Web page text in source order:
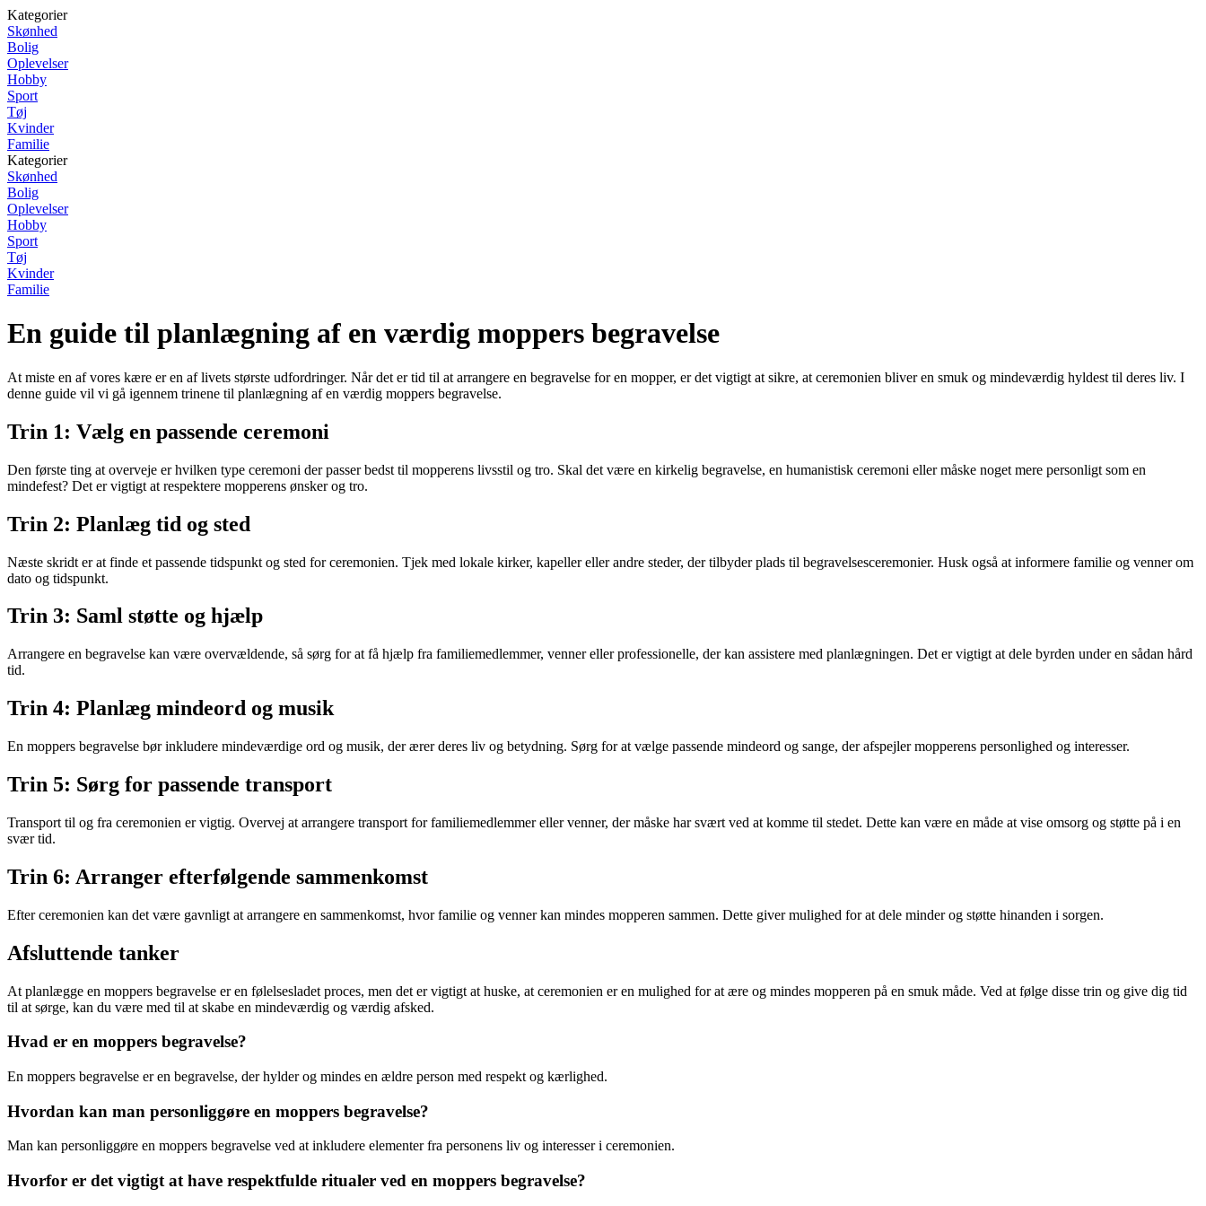
Kategorier
Skønhed
Bolig
Oplevelser
Hobby
Sport
Tøj
Kvinder
Familie
Kategorier
Skønhed
Bolig
Oplevelser
Hobby
Sport
Tøj
Kvinder
Familie
En guide til planlægning af en værdig moppers begravelse
At miste en af vores kære er en af livets største udfordringer. Når det er tid til at arrangere en begravelse for en mopper, er det vigtigt at sikre, at ceremonien bliver en smuk og mindeværdig hyldest til deres liv. I
denne guide vil vi gå igennem trinene til planlægning af en værdig moppers begravelse.
Trin 1: Vælg en passende ceremoni
Den første ting at overveje er hvilken type ceremoni der passer bedst til mopperens livsstil og tro. Skal det være en kirkelig begravelse, en humanistisk ceremoni eller måske noget mere personligt som en
mindefest? Det er vigtigt at respektere mopperens ønsker og tro.
Trin 2: Planlæg tid og sted
Næste skridt er at finde et passende tidspunkt og sted for ceremonien. Tjek med lokale kirker, kapeller eller andre steder, der tilbyder plads til begravelsesceremonier. Husk også at informere familie og venner om
dato og tidspunkt.
Trin 3: Saml støtte og hjælp
Arrangere en begravelse kan være overvældende, så sørg for at få hjælp fra familiemedlemmer, venner eller professionelle, der kan assistere med planlægningen. Det er vigtigt at dele byrden under en sådan hård
tid.
Trin 4: Planlæg mindeord og musik
En moppers begravelse bør inkludere mindeværdige ord og musik, der ærer deres liv og betydning. Sørg for at vælge passende mindeord og sange, der afspejler mopperens personlighed og interesser.
Trin 5: Sørg for passende transport
Transport til og fra ceremonien er vigtig. Overvej at arrangere transport for familiemedlemmer eller venner, der måske har svært ved at komme til stedet. Dette kan være en måde at vise omsorg og støtte på i en
svær tid.
Trin 6: Arranger efterfølgende sammenkomst
Efter ceremonien kan det være gavnligt at arrangere en sammenkomst, hvor familie og venner kan mindes mopperen sammen. Dette giver mulighed for at dele minder og støtte hinanden i sorgen.
Afsluttende tanker
At planlægge en moppers begravelse er en følelsesladet proces, men det er vigtigt at huske, at ceremonien er en mulighed for at ære og mindes mopperen på en smuk måde. Ved at følge disse trin og give dig tid
til at sørge, kan du være med til at skabe en mindeværdig og værdig afsked.
Hvad er en moppers begravelse?
En moppers begravelse er en begravelse, der hylder og mindes en ældre person med respekt og kærlighed.
Hvordan kan man personliggøre en moppers begravelse?
Man kan personliggøre en moppers begravelse ved at inkludere elementer fra personens liv og interesser i ceremonien.
Hvorfor er det vigtigt at have respektfulde ritualer ved en moppers begravelse?